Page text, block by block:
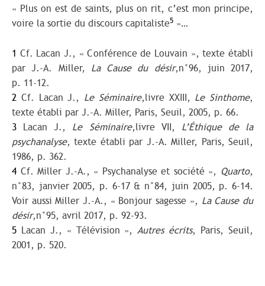
« Plus on est de saints, plus on rit, c’est mon principe,
voire la sortie du discours capitaliste5 »…
1 Cf. Lacan J., « Conférence de Louvain », texte établi
par J.-A. Miller, La Cause du désir,n°96, juin 2017,
p. 11-12.
2 Cf. Lacan J., Le Séminaire,livre XXIII, Le Sinthome,
texte établi par J.-A. Miller, Paris, Seuil, 2005, p. 66.
3 Lacan J., Le Séminaire,livre VII, L’Éthique de la
psychanalyse, texte établi par J.-A. Miller, Paris, Seuil,
1986, p. 362.
4 Cf. Miller J.-A., « Psychanalyse et société », Quarto,
n°83, janvier 2005, p. 6-17 & n°84, juin 2005, p. 6-14.
Voir aussi Miller J.-A., « Bonjour sagesse », La Cause du
désir,n°95, avril 2017, p. 92-93.
5 Lacan J., « Télévision »,Autres écrits, Paris, Seuil,
2001, p. 520.